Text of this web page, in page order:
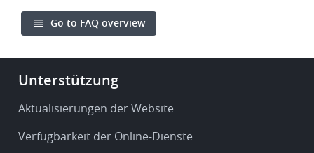
Go to FAQ overview
Footer
Service
support
Unterstützung
Aktualisierungen der Website
Verfügbarkeit der Online-Dienste